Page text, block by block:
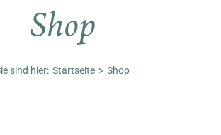
Unternehmen
Shop
sind hier: Startseite Shop